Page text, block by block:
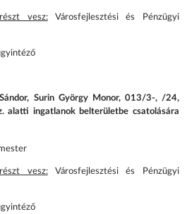
vesz:Városfejlesztési és Pénzügyi
Surin György Monor, 013/3-, /24,
ingatlanok belterületbe csatolására
vesz:Városfejlesztési és Pénzügyi